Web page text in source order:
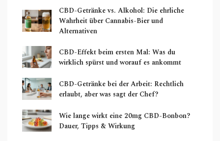
CBD-Getränke vs. Alkohol: Die ehrliche
Wahrheit über Cannabis-Bier und
Alternativen
CBD-Effekt beim ersten Mal: Was du
wirklich spürst und worauf es ankommt
CBD-Getränke bei der Arbeit: Rechtlich
erlaubt, aber was sagt der Chef?
Wie lange wirkt eine 20mg CBD-Bonbon?
Dauer, Tipps & Wirkung